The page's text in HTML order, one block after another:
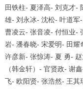
田铁柱- 夏泽高- 刘克才-
雄- 刘永冰- 沈松- 叶道军-
曹凌云- 张音凌- 付恒业-
岩- 潘春晓- 宋爱明- 田耀
许彦新- 张惊涛- 夏 勇-
（韩金轩） - 官贤政- 谢鑫
飞- 欧阳贤- 张浩然- 王其